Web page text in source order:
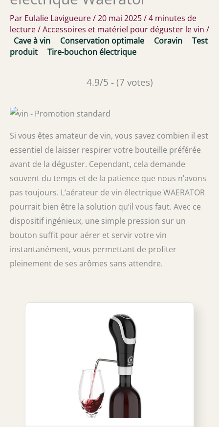
Par Eulalie Lavigueure/20 mai 2025/4 minutes de
lecture/Accessoires et matériel pour déguster le vin /
Cave à vin
Conservation optimale Coravin
Test
produit
Tire-bouchon électrique
4.9/5 - (7 votes)
Si vous êtes amateur de vin, vous savez combien il est
essentiel de laisser respirer votre bouteille préférée
avant de la déguster. Cependant, cela demande
souvent du temps et de la patience que nous n’avons
pas toujours. L’aérateur de vin électrique WAERATOR
pourrait bien être la solution qu’il vous faut. Avec ce
dispositif ingénieux, une simple pression sur un
bouton suffit pour aérer et servir votre vin
instantanément, vous permettant de profiter
pleinement de ses arômes sans attendre.